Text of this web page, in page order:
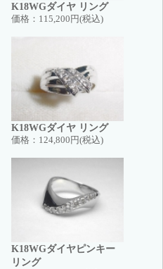
K18WGダイヤ リング
価格： 115,200円(税込)
K18WGダイヤ リング
価格： 124,800円(税込)
K18WGダイヤピンキー
リング